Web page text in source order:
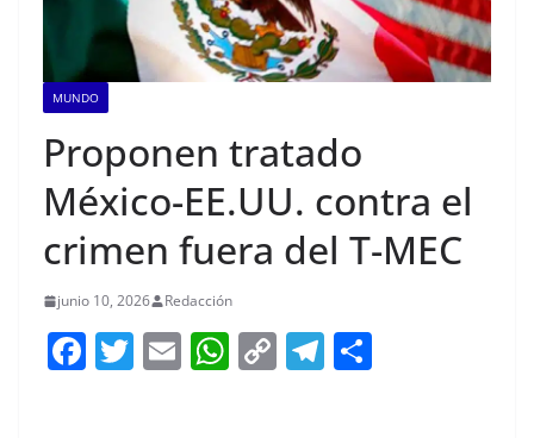
MUNDO
Proponen tratado
México-EE.UU. contra el
crimen fuera del T-MEC
junio 10, 2026 Redacción
F T E W C T